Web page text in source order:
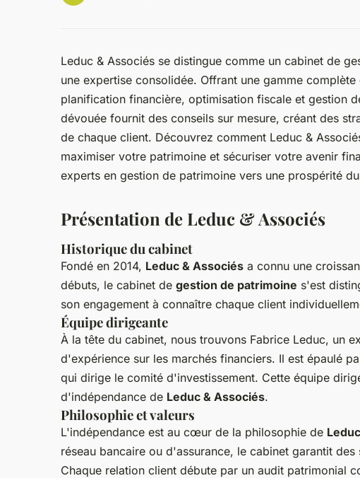
Leduc & Associés se distingue comme un cabinet de
une expertise consolidée. Offrant une gamme
planification financière, optimisation fiscale et gestion
dévouée fournit des conseils sur mesure, créant des
de chaque client. Découvrez comment Leduc &
maximiser votre patrimoine et sécuriser votre avenir
experts en gestion de patrimoine vers une prospérité
Présentation de Leduc & Associés
Historique du cabinet
Fondé en 2014, Leduc & Associés a connu une
débuts, le cabinet de gestion de patrimoine s'est
son engagement à connaître chaque client
Équipe dirigeante
À la tête du cabinet, nous trouvons Fabrice Leduc, un
d'expérience sur les marchés financiers. Il est épaulé
qui dirige le comité d'investissement. Cette équipe
d'indépendance de Leduc & Associés.
Philosophie et valeurs
L'indépendance est au cœur de la philosophie de
réseau bancaire ou d'assurance, le cabinet garantit
Chaque relation client débute par un audit patrimonial